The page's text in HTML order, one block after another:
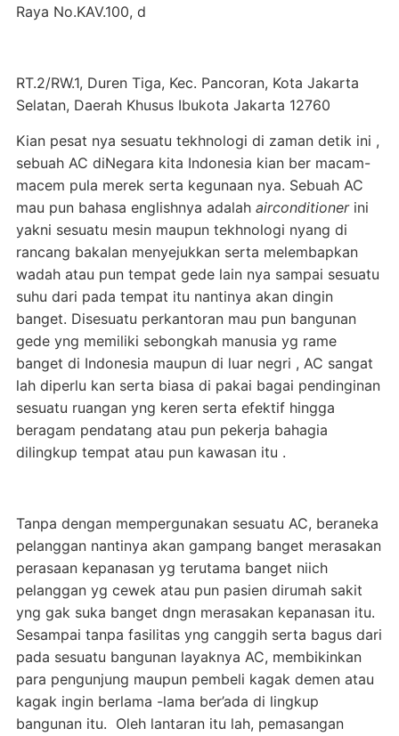
Raya No.KAV.100, d
RT.2/RW.1, Duren Tiga, Kec. Pancoran, Kota Jakarta
Selatan, Daerah Khusus Ibukota Jakarta 12760
Kian pesat nya sesuatu tekhnologi di zaman detik ini ,
sebuah AC diNegara kita Indonesia kian ber macam-
macem pula merek serta kegunaan nya. Sebuah AC
mau pun bahasa englishnya adalah airconditionerini
yakni sesuatu mesin maupun tekhnologi nyang di
rancang bakalan menyejukkan serta melembapkan
wadah atau pun tempat gede lain nya sampai sesuatu
suhu dari pada tempat itu nantinya akan dingin
banget. Disesuatu perkantoran mau pun bangunan
gede yng memiliki sebongkah manusia yg rame
banget di Indonesia maupun di luar negri , AC sangat
lah diperlu kan serta biasa di pakai bagai pendinginan
sesuatu ruangan yng keren serta efektif hingga
beragam pendatang atau pun pekerja bahagia
dilingkup tempat atau pun kawasan itu .
Tanpa dengan mempergunakan sesuatu AC, beraneka
pelanggan nantinya akan gampang banget merasakan
perasaan kepanasan yg terutama banget niich
pelanggan yg cewek atau pun pasien dirumah sakit
yng gak suka banget dngn merasakan kepanasan itu.
Sesampai tanpa fasilitas yng canggih serta bagus dari
pada sesuatu bangunan layaknya AC, membikinkan
para pengunjung maupun pembeli kagak demen atau
kagak ingin berlama -lama ber’ada di lingkup
bangunan itu. Oleh lantaran itu lah, pemasangan